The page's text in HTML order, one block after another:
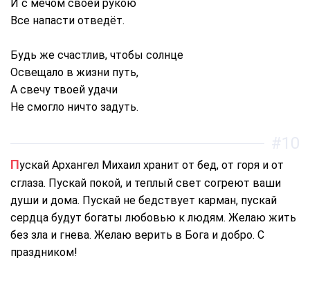
И с мечом своей рукою
Все напасти отведёт.
Будь же счастлив, чтобы солнце
Освещало в жизни путь,
А свечу твоей удачи
Не смогло ничто задуть.
Пускай Архангел Михаил хранит от бед, от горя и от
сглаза. Пускай покой, и теплый свет согреют ваши
души и дома. Пускай не бедствует карман, пускай
сердца будут богаты любовью к людям. Желаю жить
без зла и гнева. Желаю верить в Бога и добро. С
праздником!
#10